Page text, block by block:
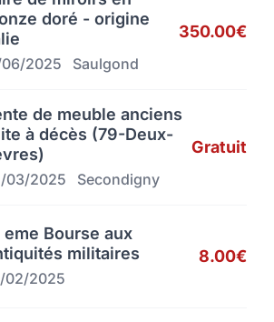
doré - origine
06/2025 Saulgond
350.00€
de meuble anciens
à décès (79-Deux-
03/2025 Secondigny
Gratuit
eme Bourse aux
militaires
02/2025
8.00€